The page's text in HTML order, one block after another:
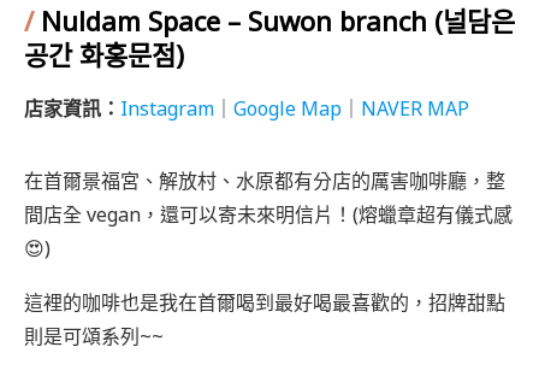
/ Nuldam Space – Suwon branch (널담은
공간 화홍문점)
店家資訊： Instagram Google Map NAVER MAP
在首爾景福宮、解放村、水原都有分店的厲害咖啡廳，整
間店全 vegan，還可以寄未來明信片！(熔蠟章超有儀式感
😍)
這裡的咖啡也是我在首爾喝到最好喝最喜歡的，招牌甜點
則是可頌系列~~